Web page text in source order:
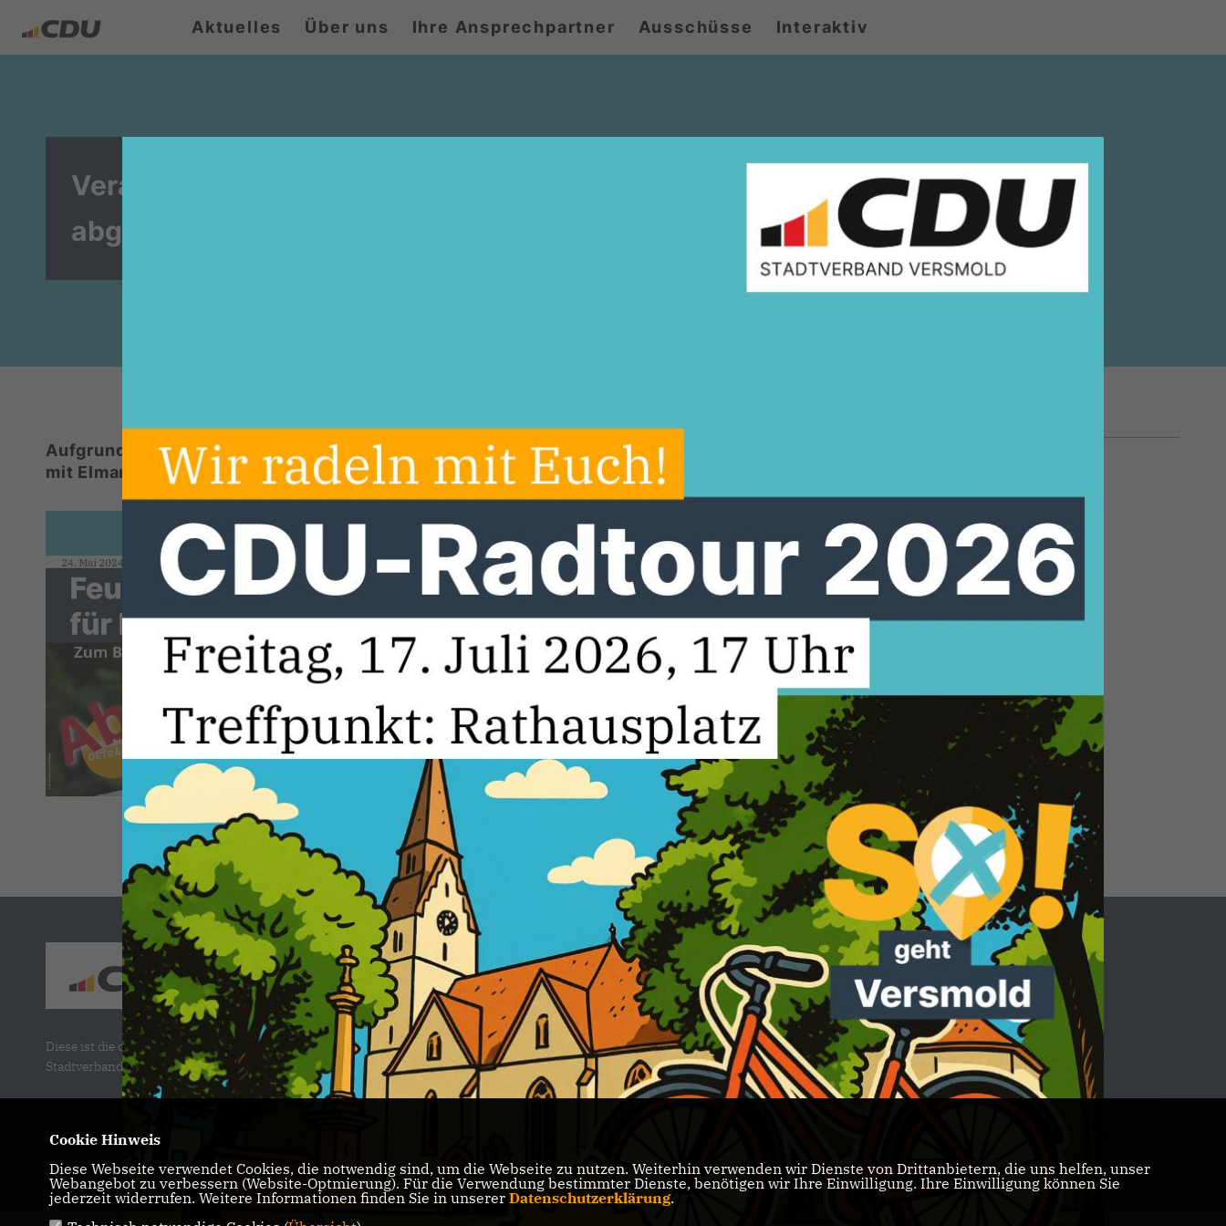
Aktuelles Über uns Ihre Ansprechpartner Ausschüsse Interaktiv
Veranstaltung muss wegen aktueller Wetterlage leider
abgesagt werden
Aufgrund der aktuellen Wetterlage und -prognose fällt die heutige Veranstaltung
mit Elmar Brok leider aus!
Diese ist die offizielle Homepage des CDU
Stadtverbandes Versmold.
Cookie Hinweis
Diese Webseite verwendet Cookies, die notwendig sind, um die Webseite zu nutzen. Weiterhin verwenden wir Dienste von Drittanbietern, die uns helfen, unser
Webangebot zu verbessern (Website-Optmierung). Für die Verwendung bestimmter Dienste, benötigen wir Ihre Einwilligung. Ihre Einwilligung können Sie
jederzeit widerrufen. Weitere Informationen finden Sie in unserer Datenschutzerklärung.